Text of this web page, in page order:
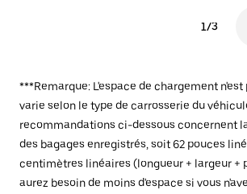
1/3
***Remarque: L'espace de chargement
varie selon le type de carrosserie du
recommandations ci-dessous concernent
des bagages enregistrés, soit 62 pouces
centimètres linéaires (longueur + largeur +
aurez besoin de moins d'espace si vous